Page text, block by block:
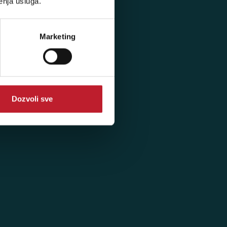
Marketing
Dozvoli sve